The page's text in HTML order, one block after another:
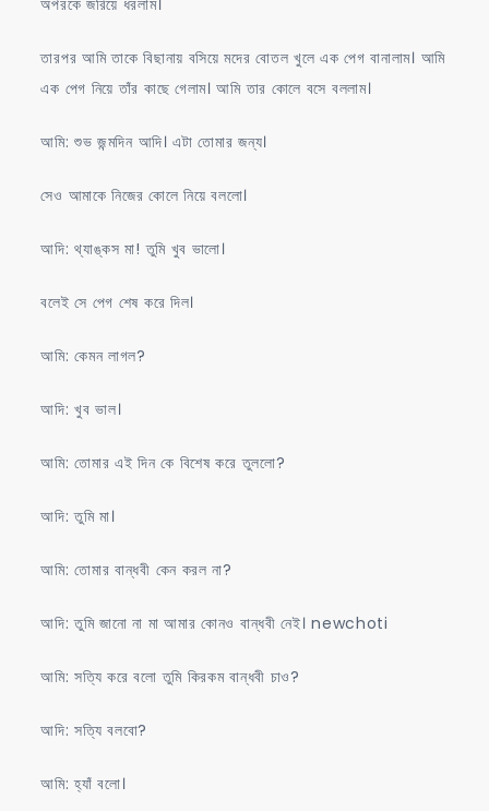
অপরকে জরিয়ে ধরলাম।
তারপর আমি তাকে বিছানায় বসিয়ে মদের বোতল খুলে এক পেগ বানালাম। আমি
এক পেগ নিয়ে তাঁর কাছে গেলাম। আমি তার কোলে বসে বললাম।
আমি: শুভ জন্মদিন আদি। এটা তোমার জন্য।
সেও আমাকে নিজের কোলে নিয়ে বললো।
আদি: থ্যাঙ্কস মা! তুমি খুব ভালো।
বলেই সে পেগ শেষ করে দিল।
আমি: কেমন লাগল?
আদি: খুব ভাল।
আমি: তোমার এই দিন কে বিশেষ করে তুললো?
আদি: তুমি মা।
আমি: তোমার বান্ধবী কেন করল না?
আদি: তুমি জানো না মা আমার কোনও বান্ধবী নেই। newchoti
আমি: সত্যি করে বলো তুমি কিরকম বান্ধবী চাও?
আদি: সত্যি বলবো?
আমি: হ্যাঁ বলো।